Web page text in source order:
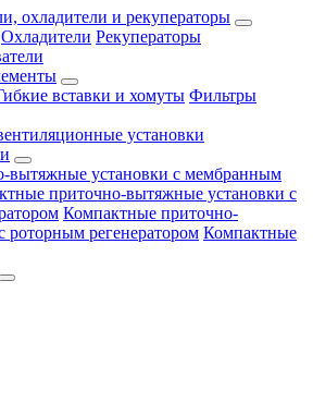
охладители и рекуператоры
Охладители Рекуператоры
вставки и хомуты Фильтры
установки
вытяжные установки с мембранным
приточно-вытяжные установки с
Компактные приточно-
роторным регенератором Компактные